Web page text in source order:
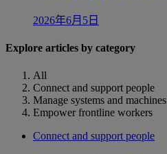
2026年6月5日
Explore articles by category
All
Connect and support people
Manage systems and machines
Empower frontline workers
Connect and support people